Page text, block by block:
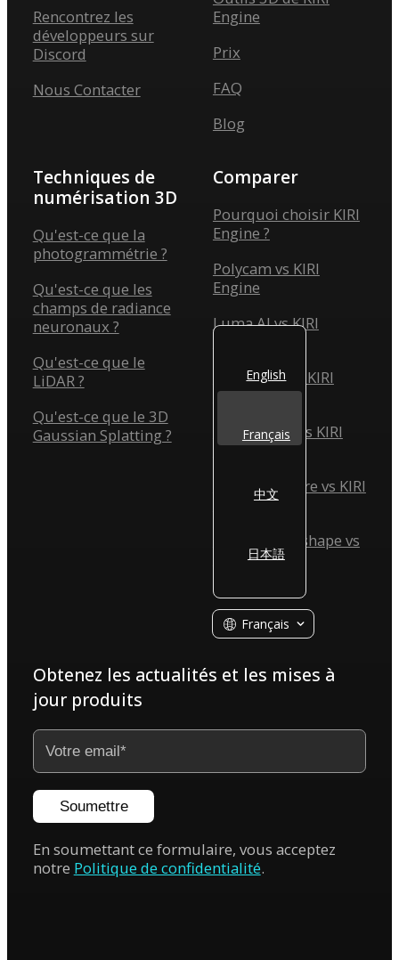
Obtenez les actualités et les mises à
jour produits
Soumettre
En soumettant ce formulaire, vous acceptez
notre Politique de confidentialité.
Rencontrez les
développeurs sur
Discord
Nous Contacter
Engine
Prix
FAQ
Blog
Techniques de
numérisation 3D
Qu'est-ce que la
photogrammétrie ?
Qu'est-ce que les
champs de radiance
neuronaux ?
Qu'est-ce que le
LiDAR ?
Qu'est-ce que le 3D
Gaussian Splatting ?
Comparer
Pourquoi choisir KIRI
Engine ?
Polycam vs KIRI
Engine
Luma AI vs KIRI
Scaniverse vs KIRI
Engine
Reality Scan vs KIRI
Engine
Reality Capture vs KIRI
Engine
Agisoft Metashape vs
KIRI Engine
Français
English
Français
中文
日本語